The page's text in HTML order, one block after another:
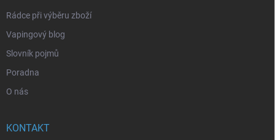
Rádce při výběru zboží
Vapingový blog
Slovník pojmů
Poradna
O nás
KONTAKT